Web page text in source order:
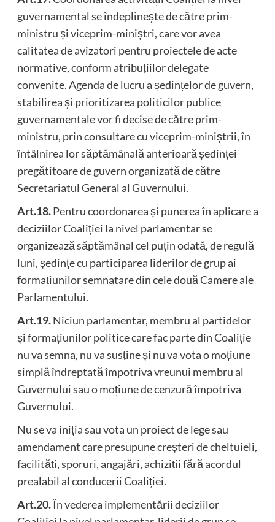
guvernamental se îndeplinește de către prim-
ministru și viceprim-miniștri, care vor avea
calitatea de avizatori pentru proiectele de acte
normative, conform atribuțiilor delegate
convenite. Agenda de lucru a ședințelor de guvern,
stabilirea și prioritizarea politicilor publice
guvernamentale vor fi decise de către prim-
ministru, prin consultare cu viceprim-miniștrii, în
întâlnirea lor săptămânală anterioară ședinței
pregătitoare de guvern organizată de către
Secretariatul General al Guvernului.
Art.18.Pentru coordonarea și punerea în aplicare a
deciziilor Coaliției la nivel parlamentar se
organizează săptămânal cel puțin odată, de regulă
luni, ședințe cu participarea liderilor de grup ai
formațiunilor semnatare din cele două Camere ale
Parlamentului.
Art.19.Niciun parlamentar, membru al partidelor
și formațiunilor politice care fac parte din Coaliție
nu va semna, nu va susține și nu va vota o moțiune
simplă îndreptată împotriva vreunui membru al
Guvernului sau o moțiune de cenzură împotriva
Guvernului.
Nu se va iniția sau vota un proiect de lege sau
amendament care presupune creșteri de cheltuieli,
facilități, sporuri, angajări, achiziții fără acordul
prealabil al conducerii Coaliției.
Art.20.În vederea implementării deciziilor